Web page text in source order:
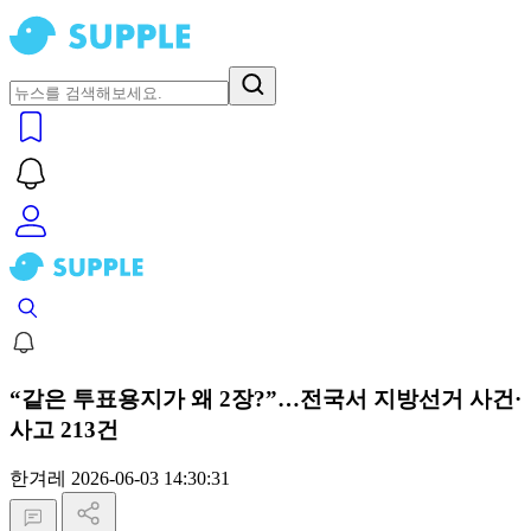
“같은 투표용지가 왜 2장?”…전국서 지방선거 사건·
사고 213건
한겨레 2026-06-03 14:30:31